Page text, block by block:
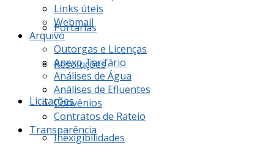
Portarias
Resoluções
Licitações
Inexigibilidades
Links úteis
Webmail
Arquivo
Outorgas e Licenças
Anexo Tarifário
Análises de Água
Análises de Efluentes
Convênios
Contratos de Rateio
Transparência